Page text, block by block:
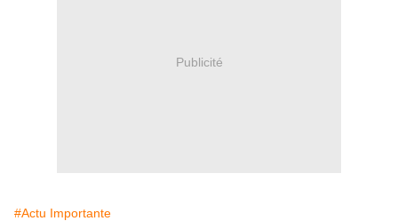
Publicité
#Actu Importante